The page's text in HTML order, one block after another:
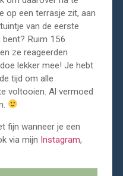
op een terrasje zit, aan
van de eerste
Ruim 156
ze reageerden
lekker mee! Je hebt
tijd om alle
voltooien. Al vermoed
fijn wanneer je een
via mijn Instagram,